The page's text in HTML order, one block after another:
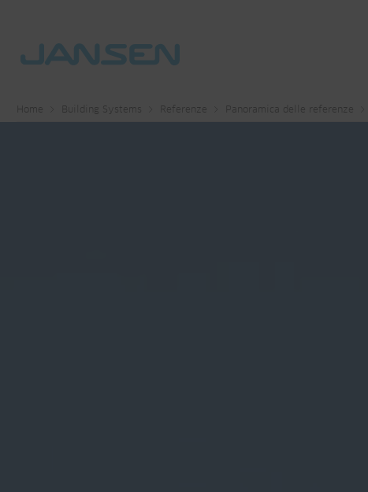
Home Building Systems Referenze Panoramica delle referenze